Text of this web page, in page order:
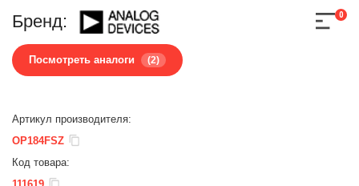
Бренд:
Посмотреть аналоги (2)
0
Артикул производителя:
OP184FSZ
Код товара: